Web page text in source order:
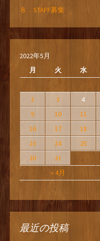
８．STAFF募集
2022年5月
月
火 水
« 4月
2
3 4
9
10 11
16
17 18
23
24 25
30
31
最近の投稿